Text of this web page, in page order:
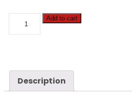
Master
100hp
quantity
Add to cart
Description